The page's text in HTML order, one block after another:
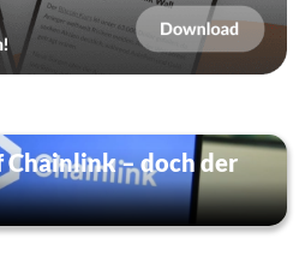
Chainlink – doch der